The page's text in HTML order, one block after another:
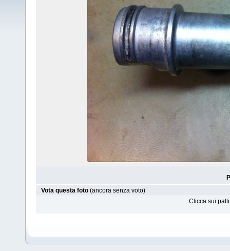
Vota questa foto (ancora senza voto)
Clicca sui